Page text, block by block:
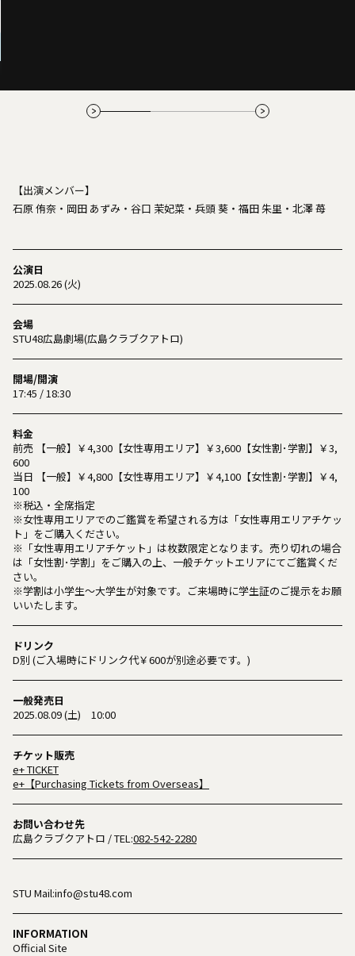
【出演メンバー】
石原 侑奈・岡田 あずみ・谷口 茉妃菜・兵頭 葵・福田 朱里・北澤 苺
公演日
2025.08.26 (火)
会場
STU48広島劇場(広島クラブクアトロ)
開場/開演
17:45 / 18:30
料金
前売 【一般】￥4,300【女性専用エリア】￥3,600【女性割･学割】￥3,
600
当日 【一般】￥4,800【女性専用エリア】￥4,100【女性割･学割】￥4,
100
※税込・全席指定
※女性専用エリアでのご鑑賞を希望される方は「女性専用エリアチケッ
ト」をご購入ください。
※「女性専用エリアチケット」は枚数限定となります。売り切れの場合
は「女性割･学割」をご購入の上、一般チケットエリアにてご鑑賞くだ
さい。
※学割は小学生〜大学生が対象です。ご来場時に学生証のご提示をお願
いいたします。
ドリンク
D別 (ご入場時にドリンク代￥600が別途必要です。)
一般発売日
2025.08.09 (土) 10:00
チケット販売
e+ TICKET
e+【Purchasing Tickets from Overseas】
お問い合わせ先
広島クラブクアトロ / TEL:082-542-2280
STU Mail:info@stu48.com
INFORMATION
Official Site